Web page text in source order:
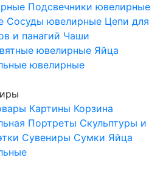
Подсвечники ювелирные
Сосуды ювелирные Цепи для
и панагий Чаши
ювелирные Яйца
ювелирные
Картины Корзина
Портреты Скульптуры и
Сувениры Сумки Яйца